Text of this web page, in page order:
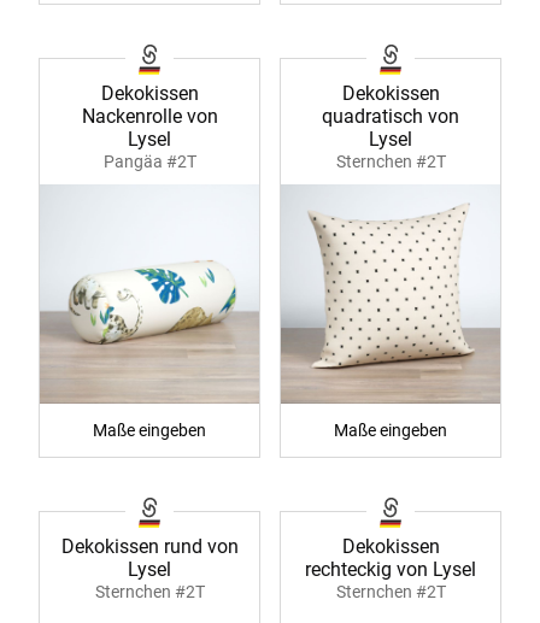
Dekokissen
Nackenrolle von
Lysel
Pangäa #2T
Maße eingeben
Dekokissen
quadratisch von
Lysel
Sternchen #2T
Maße eingeben
Dekokissen rund von
Lysel
Sternchen #2T
Dekokissen
rechteckig von Lysel
Sternchen #2T